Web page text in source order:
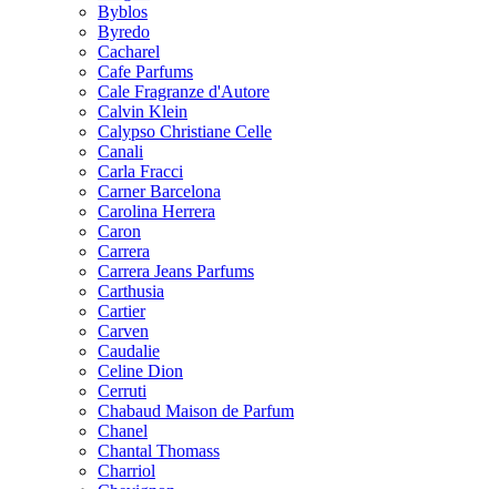
Byblos
Byredo
Cacharel
Cafe Parfums
Cale Fragranze d'Autore
Calvin Klein
Calypso Christiane Celle
Canali
Carla Fracci
Carner Barcelona
Carolina Herrera
Caron
Carrera
Carrera Jeans Parfums
Carthusia
Cartier
Carven
Caudalie
Celine Dion
Cerruti
Chabaud Maison de Parfum
Chanel
Chantal Thomass
Charriol